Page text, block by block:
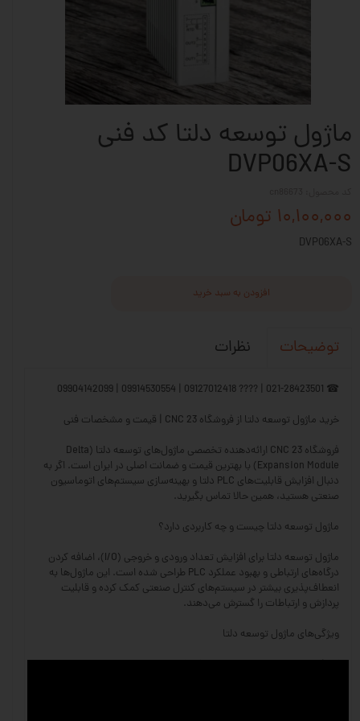
ماژول توسعه دلتا کد فنی
DVP06XA-S
۱۰,۱۰۰,۰۰۰ تومان
DVP06XA-S
افزودن به سبد خرید
توضیحات نظرات
☎ 021-28423501 | ???? 09127012418 | 09914530554 | 09904142099
خرید ماژول توسعه دلتا از فروشگاه CNC 23 | قیمت و مشخصات فنی
فروشگاه CNC 23 ارائه‌دهنده تخصصی ماژول‌های توسعه دلتا (Delta
Expansion Module) با بهترین قیمت و ضمانت اصلی در ایران است. اگر به
دنبال افزایش قابلیت‌های PLC دلتا و بهینه‌سازی سیستم‌های اتوماسیون
صنعتی هستید، همین حالا تماس بگیرید.
ماژول توسعه دلتا چیست و چه کاربردی دارد؟
ماژول توسعه دلتا برای افزایش تعداد ورودی و خروجی (I/O)، اضافه کردن
درگاه‌های ارتباطی و بهبود عملکرد PLC طراحی شده است. این ماژول‌ها به
انعطاف‌پذیری بیشتر در سیستم‌های کنترل صنعتی کمک کرده و قابلیت
پردازش و ارتباطات را گسترش می‌دهند.
ویژگی‌های ماژول توسعه دلتا